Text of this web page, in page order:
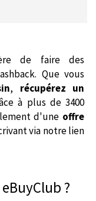
de faire des
Que vous
, récupérez un
à plus de 3400
d'une offre
via notre lien
?